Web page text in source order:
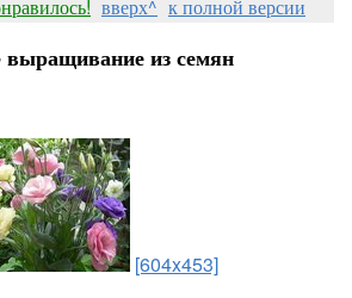
вверх^ к полной версии
выращивание из семян
[604x453]